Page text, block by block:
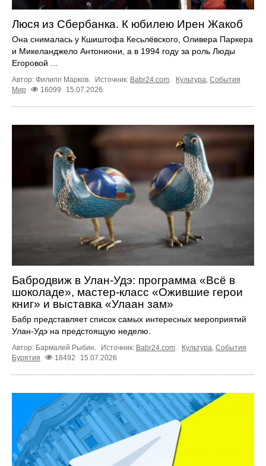
Люся из Сбербанка. К юбилею Ирен Жакоб
Она снималась у Кшиштофа Кесьлёвского, Оливера Паркера
и Микеланджело Антониони, а в 1994 году за роль Люды
Егоровой ...
Автор: Филипп Марков. Источник: Babr24.com. Культура, События
Мир
16099 15.07.2026
Бабродвиж в Улан-Удэ: программа «Всё в
шоколаде», мастер-класс «Ожившие герои
книг» и выставка «Улаан зам»
Бабр представляет список самых интересных мероприятий
Улан-Удэ на предстоящую неделю.
Автор: Бармалей Рыбин. Источник: Babr24.com Культура События
Бурятия
18492 15.07.2026